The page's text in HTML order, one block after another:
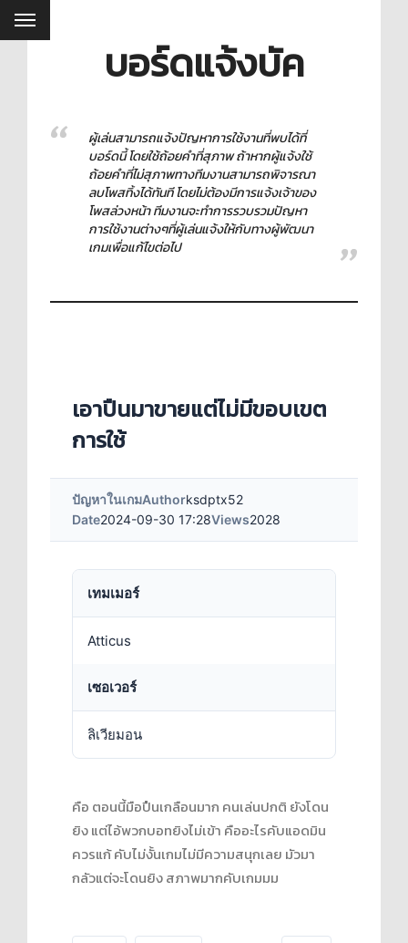
บอร์ดแจ้งบัค
ผู้เล่นสามารถแจ้งปัญหาการใช้งานที่พบได้ที่
บอร์ดนี้ โดยใช้ถ้อยคำที่สุภาพ ถ้าหากผู้แจ้งใช้
ถ้อยคำที่ไม่สุภาพทางทีมงานสามารถพิจารณา
ลบโพสทิ้งได้ทันที โดยไม่ต้องมีการแจ้งเจ้าของ
โพสล่วงหน้า ทีมงานจะทำการรวบรวมปัญหา
การใช้งานต่างๆที่ผู้เล่นแจ้งให้กับทางผู้พัฒนา
เกมเพื่อแก้ไขต่อไป
เอาปืนมาขายแต่ไม่มีขอบเขต
การใช้
ปัญหาในเกมAuthorksdptx52
Date2024-09-30 17:28Views2028
เทมเมอร์
Atticus
เซอเวอร์
ลิเวียมอน
คือ ตอนนี้มือปืนเกลือนมาก คนเล่นปกติ ยังโดน
ยิง แต่ไอ้พวกบอทยิงไม่เข้า คืออะไรคับแอดมิน
ควรแก้ คับไม่งั้นเกมไม่มีความสนุกเลย มัวมา
กลัวแต่จะโดนยิง สภาพมากคับเกมมม